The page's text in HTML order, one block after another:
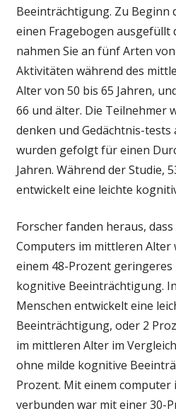
Beeinträchtigung. Zu Beginn
einen Fragebogen ausgefüllt
nahmen Sie an fünf Arten
Aktivitäten während des
Alter von 50 bis 65 Jahren,
66 und älter. Die Teilnehmer
denken und Gedächtnis-tests
wurden gefolgt für einen
Jahren. Während der Studie,
entwickelt eine leichte
Forscher fanden heraus,
Computers im mittleren Alter
einem 48-Prozent geringeres
kognitive Beeinträchtigung.
Menschen entwickelt eine
Beeinträchtigung, oder 2
im mittleren Alter im
ohne milde kognitive
Prozent. Mit einem computer
verbunden war mit einer 30-